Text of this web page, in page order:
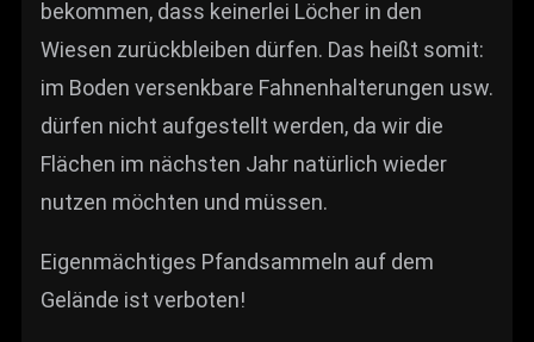
bekommen, dass keinerlei Löcher in den
Wiesen zurückbleiben dürfen. Das heißt somit:
im Boden versenkbare Fahnenhalterungen usw.
dürfen nicht aufgestellt werden, da wir die
Flächen im nächsten Jahr natürlich wieder
nutzen möchten und müssen.
Eigenmächtiges Pfandsammeln auf dem
Gelände ist verboten!